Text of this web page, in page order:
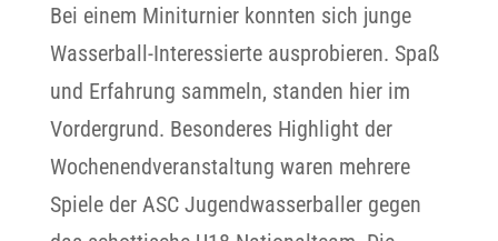
Bei einem Miniturnier konnten sich junge
Wasserball-Interessierte ausprobieren. Spaß
und Erfahrung sammeln, standen hier im
Vordergrund. Besonderes Highlight der
Wochenendveranstaltung waren mehrere
Spiele der ASC Jugendwasserballer gegen